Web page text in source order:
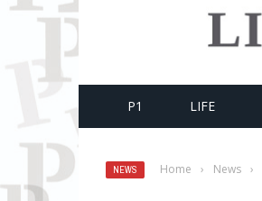
P1 LIFE
NEWS Home › News ›